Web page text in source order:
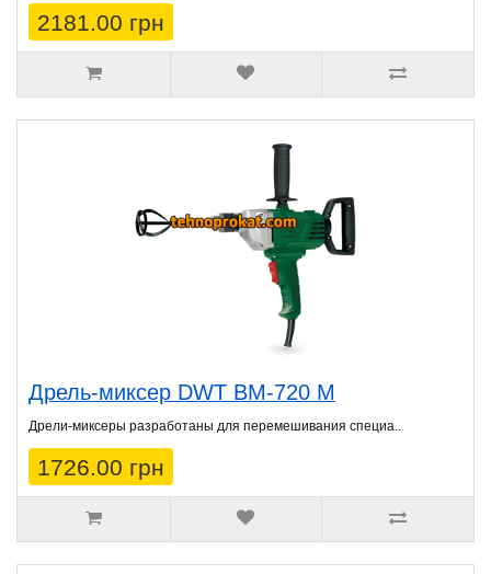
2181.00 грн
Дрель-миксер DWT BM-720 M
Дрели-миксеры разработаны для перемешивания специа..
1726.00 грн